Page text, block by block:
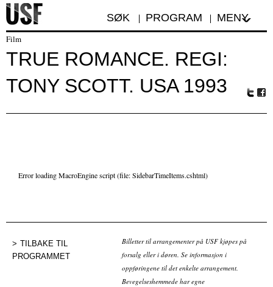
SØK PROGRAM MENY
Film
TRUE ROMANCE. REGI:
TONY SCOTT. USA 1993
Error loading MacroEngine script (file: SidebarTimeItems.cshtml)
TILBAKE TIL
PROGRAMMET
Billetter til arrangementer på USF kjøpes på
forsalg eller i døren. Se informasjon i
oppføringene til det enkelte arrangement.
Bevegelseshemmede har egne